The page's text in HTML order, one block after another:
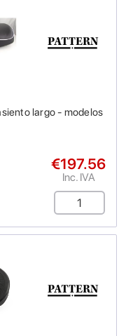
largo - modelos
€197.56
Inc. IVA